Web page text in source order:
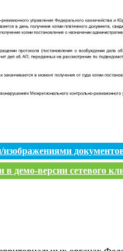
изображениями
демо-версии сетевого